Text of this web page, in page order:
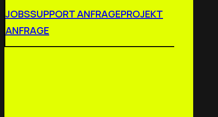
JOBSSUPPORT ANFRAGEPROJEKT
ANFRAGE